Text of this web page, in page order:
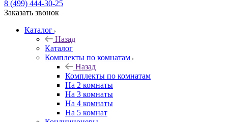
8 (499) 444-30-25
Заказать звонок
Каталог
Назад
Каталог
Комплекты по комнатам
Назад
Комплекты по комнатам
На 2 комнаты
На 3 комнаты
На 4 комнаты
На 5 комнат